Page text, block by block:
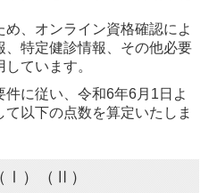
、オンライン資格確認によ
、特定健診情報、その他必要
ています。
に従い、令和6年6月1日よ
以下の点数を算定いたしま
Ⅰ）（Ⅱ）